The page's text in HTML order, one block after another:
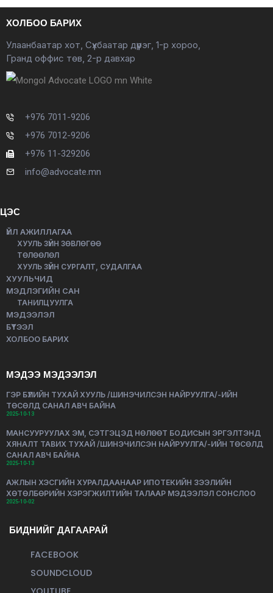
ХОЛБОО БАРИХ
Улаанбаатар хот, Сүхбаатар дүүрэг, 1-р хороо,
Гранд оффис төв, 2-р давхар
+976 7011-9206
+976 7012-9206
+976 11-329206
info@advocate.mn
ЦЭС
ҮЙЛ АЖИЛЛАГАА
ХУУЛЬ ЗҮЙН ЗӨВЛӨГӨӨ
ТӨЛӨӨЛӨЛ
ХУУЛЬ ЗҮЙН СУРГАЛТ, СУДАЛГАА
ХУУЛЬЧИД
МЭДЛЭГИЙН САН
ТАНИЛЦУУЛГА
МЭДЭЭЛЭЛ
БҮТЭЭЛ
ХОЛБОО БАРИХ
МЭДЭЭ МЭДЭЭЛЭЛ
ГЭР БҮЛИЙН ТУХАЙ ХУУЛЬ /ШИНЭЧИЛСЭН НАЙРУУЛГА/-ИЙН
ТӨСӨЛД САНАЛ АВЧ БАЙНА
2025-10-13
МАНСУУРУУЛАХ ЭМ, СЭТГЭЦЭД НӨЛӨӨТ БОДИСЫН ЭРГЭЛТЭНД
ХЯНАЛТ ТАВИХ ТУХАЙ /ШИНЭЧИЛСЭН НАЙРУУЛГА/-ИЙН ТӨСӨЛД
САНАЛ АВЧ БАЙНА
2025-10-13
АЖЛЫН ХЭСГИЙН ХУРАЛДААНААР ИПОТЕКИЙН ЗЭЭЛИЙН
ХӨТӨЛБӨРИЙН ХЭРЭГЖИЛТИЙН ТАЛААР МЭДЭЭЛЭЛ СОНСЛОО
2025-10-02
БИДНИЙГ ДАГААРАЙ
FACEBOOK
SOUNDCLOUD